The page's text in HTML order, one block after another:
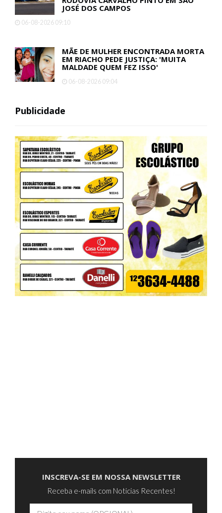
CARRETA COM 23 TONELADAS DE
SABÃO LÍQUIDO TOMBA E INTERDITA A
RODOVIA CARVALHO PINTO EM SÃO
06-08-2026 09:10
MÃE DE MULHER ENCONTRADA MORTA
EM RIACHO PEDE JUSTIÇA: 'MUITA
Publicidade
INSCREVA-SE EM NOSSA NEWSLETTER